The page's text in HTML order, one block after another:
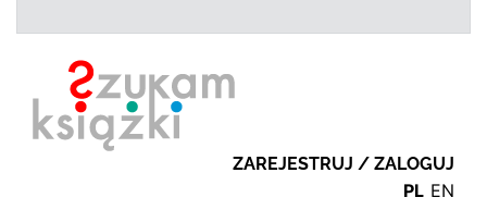
ZAREJESTRUJ / ZALOGUJ
PL EN